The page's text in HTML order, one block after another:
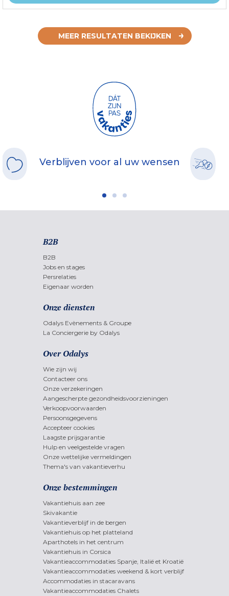
MEER RESULTATEN BEKIJKEN
Verblijven voor al uw wensen
B2B
B2B
Jobs en stages
Persrelaties
Eigenaar worden
Onze diensten
Odalys Evènements & Groupe
La Conciergerie by Odalys
Over Odalys
Wie zijn wij
Contacteer ons
Onze verzekeringen
Aangescherpte gezondheidsvoorzieningen
Verkoopvoorwaarden
Persoonsgegevens
Accepteer cookies
Laagste prijsgarantie
Hulp en veelgestelde vragen
Onze wettelijke vermeldingen
Thema's van vakantieverhu
Onze bestemmingen
Vakantiehuis aan zee
Skivakantie
Vakantieverblijf in de bergen
Vakantiehuis op het platteland
Aparthotels in het centrum
Vakantiehuis in Corsica
Vakantieaccommodaties Spanje, Italië et Kroatië
Vakantieaccommodaties weekend & kort verblijf
Accommodaties in stacaravans
Vakantieaccommodaties Chalets